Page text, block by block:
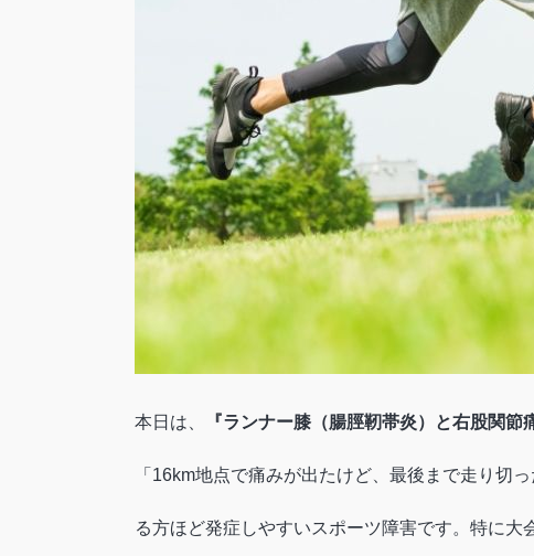
本日は、 『ランナー膝（腸脛靭帯炎）と右股関
「16km地点で痛みが出たけど、最後まで走り切
る方ほど発症しやすいスポーツ障害です。特に